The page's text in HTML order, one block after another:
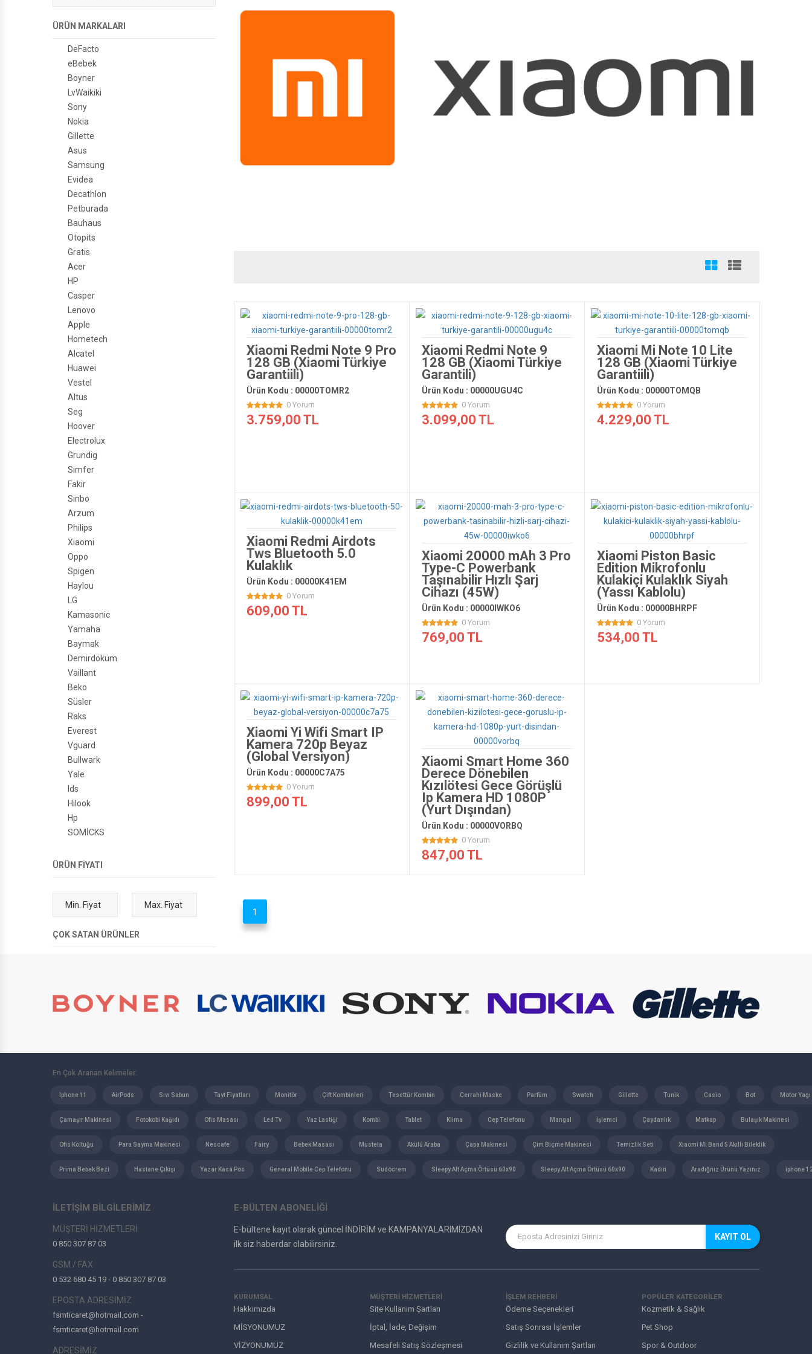
Xiaomi Redmi Note 9 Pro
128 GB (Xiaomi Türkiye
Garantiili)
Ürün Kodu : 00000TOMR2
0 Yorum
3.759,00 TL
Xiaomi Redmi Note 9
128 GB (Xiaomi Türkiye
Garantili)
Ürün Kodu : 00000UGU4C
0 Yorum
3.099,00 TL
Xiaomi Mi Note 10 Lite
128 GB (Xiaomi Türkiye
Garantiili)
Ürün Kodu : 00000TOMQB
0 Yorum
4.229,00 TL
Xiaomi Redmi Airdots
Tws Bluetooth 5.0
Kulaklık
Ürün Kodu : 00000K41EM
0 Yorum
609,00 TL
Xiaomi 20000 mAh 3 Pro
Type-C Powerbank
Taşınabilir Hızlı Şarj
Cihazı (45W)
Ürün Kodu : 00000IWKO6
0 Yorum
769,00 TL
Xiaomi Piston Basic
Edition Mikrofonlu
Kulakiçi Kulaklık Siyah
(Yassı Kablolu)
Ürün Kodu : 00000BHRPF
0 Yorum
534,00 TL
Xiaomi Yi Wifi Smart IP
Kamera 720p Beyaz
(Global Versiyon)
Ürün Kodu : 00000C7A75
0 Yorum
899,00 TL
Xiaomi Smart Home 360
Derece Dönebilen
Kızılötesi Gece Görüşlü
Ip Kamera HD 1080P
(Yurt Dışından)
Ürün Kodu : 00000VORBQ
0 Yorum
847,00 TL
1
ÜRÜN MARKALARI
DeFacto
eBebek
Boyner
LvWaikiki
Sony
Nokia
Gillette
Asus
Samsung
Evidea
Decathlon
Petburada
Bauhaus
Otopits
Gratis
Acer
HP
Casper
Lenovo
Apple
Hometech
Alcatel
Huawei
Vestel
Altus
Seg
Hoover
Electrolux
Grundig
Simfer
Fakir
Sinbo
Arzum
Philips
Xiaomi
Oppo
Spigen
Haylou
LG
Kamasonic
Yamaha
Baymak
Demirdöküm
Vaillant
Beko
Süsler
Raks
Everest
Vguard
Bullwark
Yale
Ids
Hilook
Hp
SOMİCKS
ÜRÜN FİYATI
ÇOK SATAN ÜRÜNLER
En Çok Aranan Kelimeler:
Iphone 11 AirPods Sıvı Sabun Tayt Fiyatları Monitör Çift Kombinleri Tesettür Kombin Cerrahi Maske Parfüm Swatch Gillette Tunik Casio Bot Motor Yağı
Çamaşır Makinesi Fotokobi Kağıdı Ofis Masası Led Tv Yaz Lastiği Kombi Tablet Klima Cep Telefonu Mangal İşlemci Çaydanlık Matkap Bulaşık Makinesi
Ofis Koltuğu Para Sayma Makinesi Nescafe Fairy Bebek Masası Mustela Akülü Araba Çapa Makinesi Çim Biçme Makinesi Temizlik Seti Xiaomi Mi Band 5 Akıllı Bileklik
Prima Bebek Bezi Hastane Çıkışı Yazar Kasa Pos General Mobile Cep Telefonu Sudocrem Sleepy Alt Açma Örtüsü 60x90 Sleepy Alt Açma Örtüsü 60x90 Kadın Aradığnız Ürünü Yazınız iphone
İLETİŞİM BİLGİLERİMİZ
MÜŞTERİ HİZMETLERİ
0 850 307 87 03
GSM / FAX
0 532 680 45 19 - 0 850 307 87 03
EPOSTA ADRESİMİZ
fsmticaret@hotmail.com -
fsmticaret@hotmail.com
ADRESİMİZ
E-BÜLTEN ABONELİĞİ
E-bültene kayıt olarak güncel İNDİRİM ve KAMPANYALARIMIZDAN
ilk siz haberdar olabilirsiniz.
KAYIT OL
KURUMSAL
Hakkımızda
MİSYONUMUZ
VİZYONUMUZ
MÜŞTERI HIZMETLERI
Site Kullanım Şartları
İptal, İade, Değişim
Mesafeli Satış Sözleşmesi
İŞLEM REHBERİ
Ödeme Seçenekleri
Satış Sonrası İşlemler
Gizlilik ve Kullanım Şartları
POPÜLER KATEGORİLER
Kozmetik & Sağlık
Pet Shop
Spor & Outdoor